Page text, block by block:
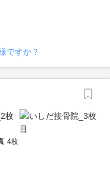
ですか？
4枚